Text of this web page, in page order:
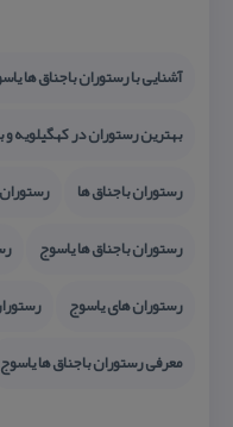
آشنایی با رستوران باجناق ها
بهترین رستوران در كهگیلویه و
رستوران باجناق ها
رستوران باجناق ها یاسوج
رستوران های یاسوج
معرفی رستوران باجناق ها یاسوج